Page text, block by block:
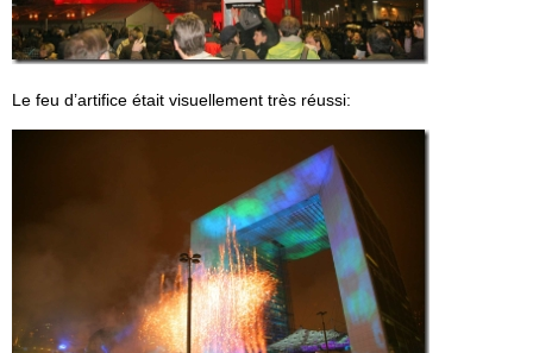
Le feu d’artifice était visuellement très réussi: